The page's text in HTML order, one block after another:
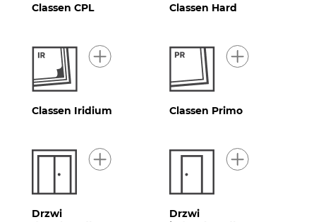
Classen CPL Classen Hard
Classen Iridium Classen Primo
Drzwi
Drzwi